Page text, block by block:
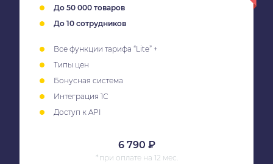
До 50 000 товаров
До 10 сотрудников
Все функции тарифа “Lite” +
Типы цен
Бонусная система
Интеграция 1С
Доступ к API
6 790 ₽
*при оплате на 12 мес.